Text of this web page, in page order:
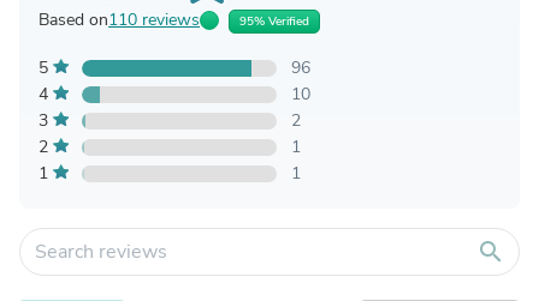
Based on110 reviews 95% Verified
5
96
4
10
3
2
2
1
1
1
search